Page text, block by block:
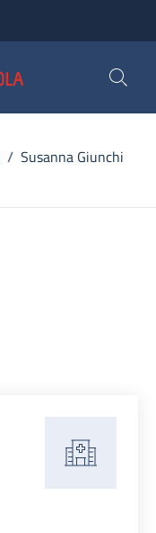
/ Susanna Giunchi